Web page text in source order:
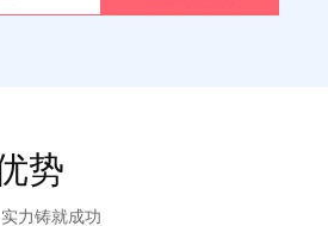
势
力铸就成功